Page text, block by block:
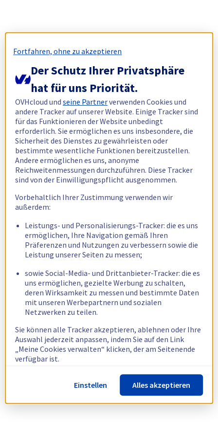
Fortfahren, ohne zu akzeptieren
Der Schutz Ihrer Privatsphäre
hat für uns Priorität.
OVHcloud undseine Partnerverwenden Cookies und
andere Tracker auf unserer Website. Einige Tracker sind
für das Funktionieren der Website unbedingt
erforderlich. Sie ermöglichen es uns insbesondere, die
Sicherheit des Dienstes zu gewährleisten oder
bestimmte wesentliche Funktionen bereitzustellen.
Andere ermöglichen es uns, anonyme
Reichweitenmessungen durchzuführen. Diese Tracker
sind von der Einwilligungspflicht ausgenommen.
Vorbehaltlich Ihrer Zustimmung verwenden wir
außerdem:
Leistungs- und Personalisierungs-Tracker: die es uns
ermöglichen, Ihre Navigation gemäß Ihren
Präferenzen und Nutzungen zu verbessern sowie die
Leistung unserer Seiten zu messen;
sowie Social-Media- und Drittanbieter-Tracker: die es
uns ermöglichen, gezielte Werbung zu schalten,
deren Wirksamkeit zu messen und bestimmte Daten
mit unseren Werbepartnern und sozialen
Netzwerken zu teilen.
Sie können alle Tracker akzeptieren, ablehnen oder Ihre
Auswahl jederzeit anpassen, indem Sie auf den Link
„Meine Cookies verwalten“ klicken, der am Seitenende
verfügbar ist.
Weitere Informationen finden Sie in unsererRichtlinie
zur Verwendung von Cookies.
Einstellen Alles akzeptieren